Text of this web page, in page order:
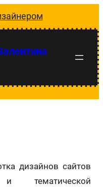
дизайнов сайтов
тематической